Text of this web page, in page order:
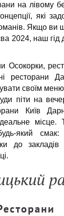
на лівому
які
Якщо ви
2024, наш
Осокорки,
ресторани
своїм
піти на
Київ
місце.
який смак:
до закладів